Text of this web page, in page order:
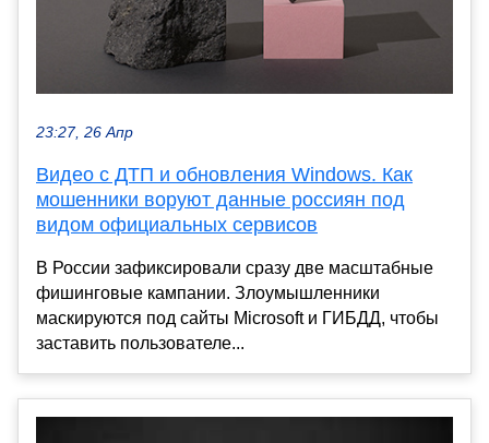
23:27, 26 Апр
Видео с ДТП и обновления Windows. Как
мошенники воруют данные россиян под
видом официальных сервисов
В России зафиксировали сразу две масштабные
фишинговые кампании. Злоумышленники
маскируются под сайты Microsoft и ГИБДД, чтобы
заставить пользователе...